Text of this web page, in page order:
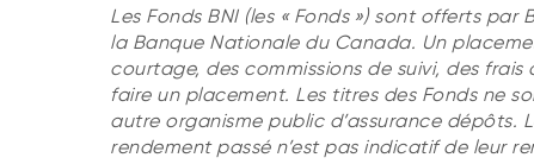
Les Fonds BNI (les « Fonds ») sont offerts
la Banque Nationale du Canada. Un
courtage, des commissions de suivi, des
faire un placement. Les titres des Fonds ne
autre organisme public d’assurance dépôts.
rendement passé n’est pas indicatif de leur